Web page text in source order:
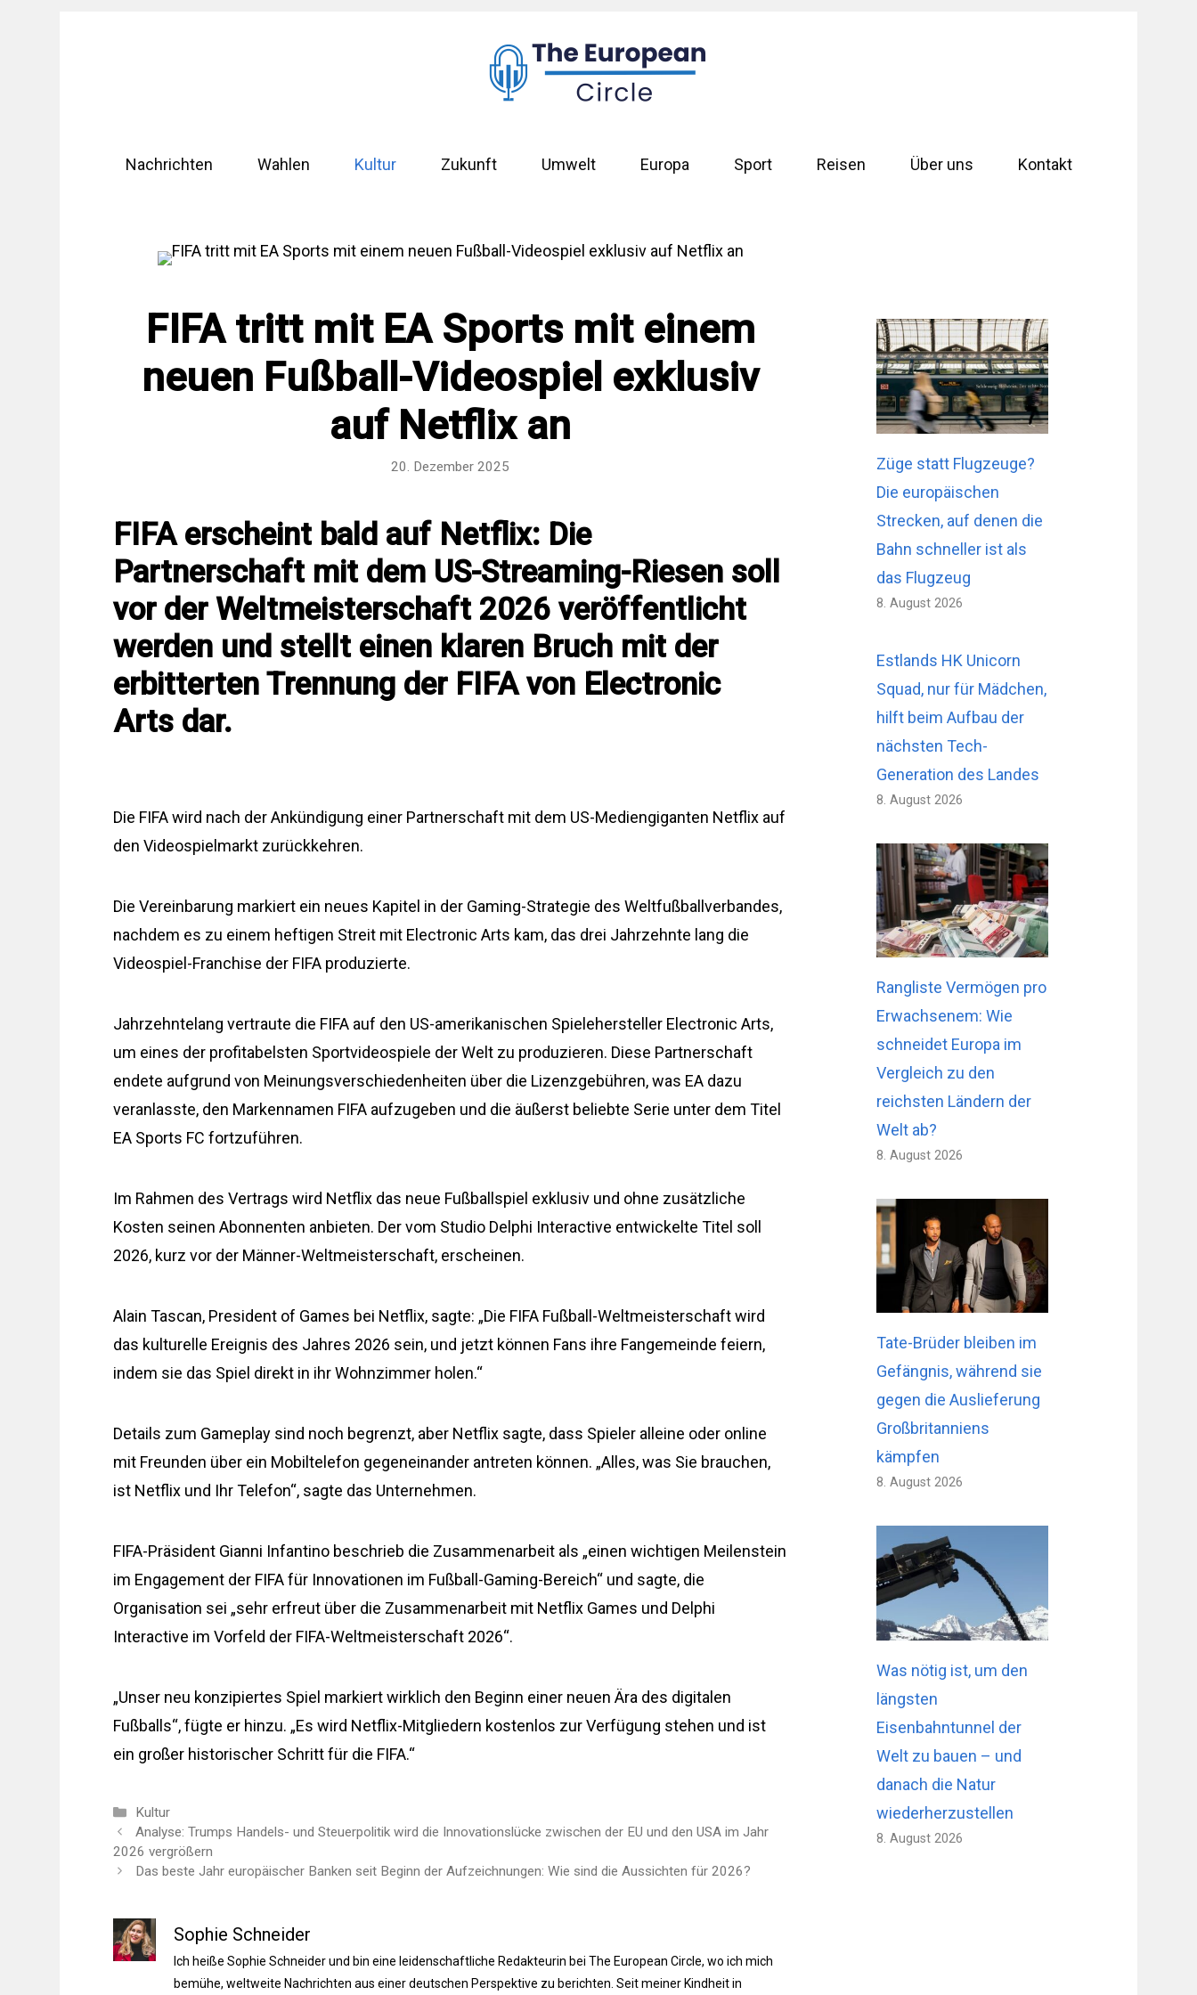
Nachrichten Wahlen Kultur Zukunft Umwelt Europa Sport Reisen Über uns Kontakt
FIFA tritt mit EA Sports mit einem
neuen Fußball-Videospiel exklusiv
auf Netflix an
20. Dezember 2025
FIFA erscheint bald auf Netflix: Die
Partnerschaft mit dem US-Streaming-Riesen soll
vor der Weltmeisterschaft 2026 veröffentlicht
werden und stellt einen klaren Bruch mit der
erbitterten Trennung der FIFA von Electronic
Arts dar.
Die FIFA wird nach der Ankündigung einer Partnerschaft mit dem US-Mediengiganten Netflix auf
den Videospielmarkt zurückkehren.
Die Vereinbarung markiert ein neues Kapitel in der Gaming-Strategie des Weltfußballverbandes,
nachdem es zu einem heftigen Streit mit Electronic Arts kam, das drei Jahrzehnte lang die
Videospiel-Franchise der FIFA produzierte.
Jahrzehntelang vertraute die FIFA auf den US-amerikanischen Spielehersteller Electronic Arts,
um eines der profitabelsten Sportvideospiele der Welt zu produzieren. Diese Partnerschaft
endete aufgrund von Meinungsverschiedenheiten über die Lizenzgebühren, was EA dazu
veranlasste, den Markennamen FIFA aufzugeben und die äußerst beliebte Serie unter dem Titel
EA Sports FC fortzuführen.
Im Rahmen des Vertrags wird Netflix das neue Fußballspiel exklusiv und ohne zusätzliche
Kosten seinen Abonnenten anbieten. Der vom Studio Delphi Interactive entwickelte Titel soll
2026, kurz vor der Männer-Weltmeisterschaft, erscheinen.
Alain Tascan, President of Games bei Netflix, sagte: „Die FIFA Fußball-Weltmeisterschaft wird
das kulturelle Ereignis des Jahres 2026 sein, und jetzt können Fans ihre Fangemeinde feiern,
indem sie das Spiel direkt in ihr Wohnzimmer holen.“
Details zum Gameplay sind noch begrenzt, aber Netflix sagte, dass Spieler alleine oder online
mit Freunden über ein Mobiltelefon gegeneinander antreten können. „Alles, was Sie brauchen,
ist Netflix und Ihr Telefon“, sagte das Unternehmen.
FIFA-Präsident Gianni Infantino beschrieb die Zusammenarbeit als „einen wichtigen Meilenstein
im Engagement der FIFA für Innovationen im Fußball-Gaming-Bereich“ und sagte, die
Organisation sei „sehr erfreut über die Zusammenarbeit mit Netflix Games und Delphi
Interactive im Vorfeld der FIFA-Weltmeisterschaft 2026“.
„Unser neu konzipiertes Spiel markiert wirklich den Beginn einer neuen Ära des digitalen
Fußballs“, fügte er hinzu. „Es wird Netflix-Mitgliedern kostenlos zur Verfügung stehen und ist
ein großer historischer Schritt für die FIFA.“
Kategorien
Kultur
Analyse: Trumps Handels- und Steuerpolitik wird die Innovationslücke zwischen der EU und den USA im Jahr
2026 vergrößern
Das beste Jahr europäischer Banken seit Beginn der Aufzeichnungen: Wie sind die Aussichten für 2026?
Sophie Schneider
Ich heiße Sophie Schneider und bin eine leidenschaftliche Redakteurin bei The European Circle, wo ich mich
bemühe, weltweite Nachrichten aus einer deutschen Perspektive zu berichten. Seit meiner Kindheit in
Züge statt Flugzeuge?
Die europäischen
Strecken, auf denen die
Bahn schneller ist als
das Flugzeug
8. August 2026
Estlands HK Unicorn
Squad, nur für Mädchen,
hilft beim Aufbau der
nächsten Tech-
Generation des Landes
8. August 2026
Rangliste Vermögen pro
Erwachsenem: Wie
schneidet Europa im
Vergleich zu den
reichsten Ländern der
Welt ab?
8. August 2026
Tate-Brüder bleiben im
Gefängnis, während sie
gegen die Auslieferung
Großbritanniens
kämpfen
8. August 2026
Was nötig ist, um den
längsten
Eisenbahntunnel der
Welt zu bauen – und
danach die Natur
wiederherzustellen
8. August 2026